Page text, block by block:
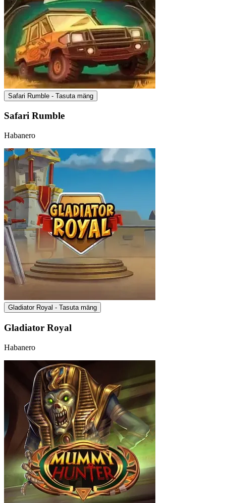
Safari Rumble - Tasuta mäng
Safari Rumble
Habanero
Gladiator Royal - Tasuta mäng
Gladiator Royal
Habanero